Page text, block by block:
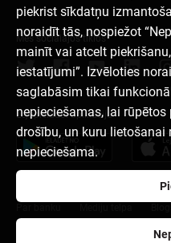
piekrist sīkdatņu
noraidīt tās, nospiežot
mainīt vai atcelt
iestatījumi”. Izvēloties
saglabāsim tikai
nepieciešamas, lai
drošību, un kuru
nepieciešama.
Mēs sociālajos tīklos
Lejupielādēt aplikāciju
Sīkdatņu